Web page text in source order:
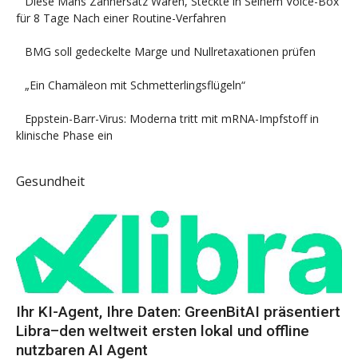
für 8 Tage Nach einer Routine-Verfahren
BMG soll gedeckelte Marge und Nullretaxationen prüfen
„Ein Chamäleon mit Schmetterlingsflügeln“
Eppstein-Barr-Virus: Moderna tritt mit mRNA-Impfstoff in
klinische Phase ein
Gesundheit
Ihr KI-Agent, Ihre Daten: GreenBitAI präsentiert
Libra–den weltweit ersten lokal und offline
nutzbaren AI Agent